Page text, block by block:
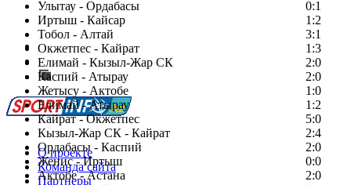
Улытау - Ордабасы
0:1
Иртыш - Кайсар
1:2
Тобол - Алтай
3:1
Окжетпес - Кайрат
1:3
Елимай - Кызыл-Жар СК
2:0
Каспий - Атырау
2:0
Жетысу - Актобе
1:0
Елимай - Атырау
1:2
Кайрат - Окжетпес
5:0
Кызыл-Жар СК - Кайрат
2:4
Ордабасы - Каспий
2:0
Женис - Иртыш
0:0
Актобе - Астана
2:0
Есть идея?
Сообщить о мероприятии
Перейти на старый сайт
О проекте
Команда сайта
Партнеры